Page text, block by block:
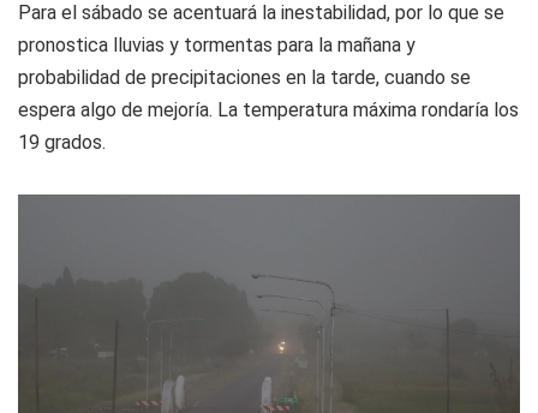
Para el sábado se acentuará la inestabilidad, por lo que se
pronostica lluvias y tormentas para la mañana y
probabilidad de precipitaciones en la tarde, cuando se
espera algo de mejoría. La temperatura máxima rondaría los
19 grados.